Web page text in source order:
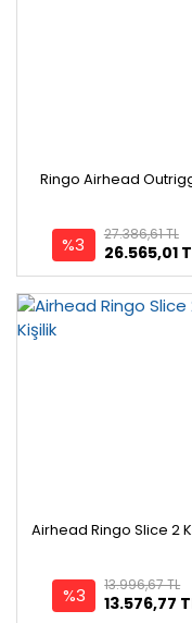
Ringo Airhead
%3 26.565,01
27.386,61 TL
Airhead Ringo Slice 2
%3 13.576,77
13.996,67 TL